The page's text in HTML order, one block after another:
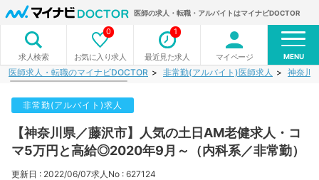
医師の求人・転職・アルバイトはマイナビDOCTOR
求人検索 お気に入り求人
0
最近見た求人
1
マイページ MENU
医師求人・転職のマイナビDOCTOR 非常勤(アルバイト)医師求人 神奈川
非常勤(アルバイト)求人
【神奈川県／藤沢市】人気の土日AM老健求人・コ
マ5万円と高給◎2020年9月～（内科系／非常勤）
更新日 : 2022/06/07求人No : 627124